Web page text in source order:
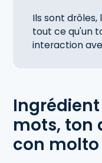
Ils sont drôles,
tout ce qu'un
interaction
Ingrédient
mots, ton
con molto